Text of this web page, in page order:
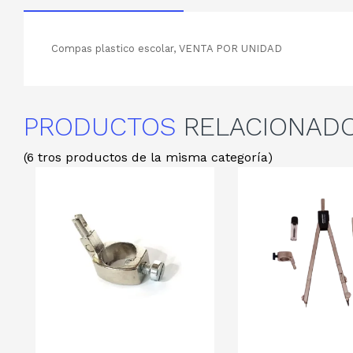
Compas plastico escolar, VENTA POR UNIDAD
PRODUCTOS
(6 tros productos de la misma categoría)